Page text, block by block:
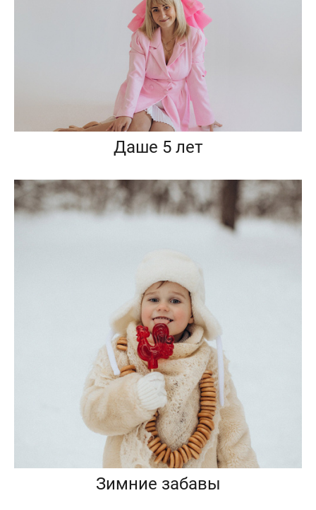
Даше 5 лет
Зимние забавы